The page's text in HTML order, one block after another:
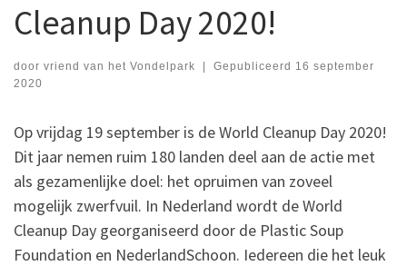
Cleanup Day 2020!
door vriend van het Vondelpark | Gepubliceerd 16 september
2020
Op vrijdag 19 september is de World Cleanup Day 2020!
Dit jaar nemen ruim 180 landen deel aan de actie met
als gezamenlijke doel: het opruimen van zoveel
mogelijk zwerfvuil. In Nederland wordt de World
Cleanup Day georganiseerd door de Plastic Soup
Foundation en NederlandSchoon. Iedereen die het leuk